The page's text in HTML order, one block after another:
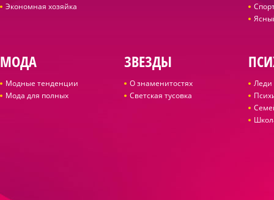
Экономная хозяйка
МОДА
Модные тенденции
Мода для полных
ЗВЕЗДЫ
О знаменитостях
Светская тусовка
Леди